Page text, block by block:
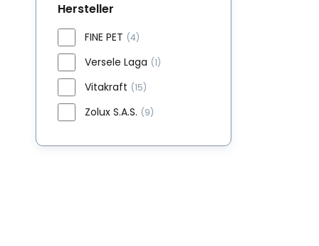
Hersteller
FINE PET (4)
Versele Laga (1)
Vitakraft (15)
Zolux S.A.S. (9)